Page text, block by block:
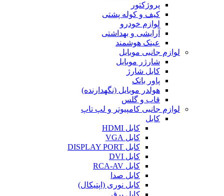
پروژکتور
کیف و کوله پشتی
لوازم خودرو
آرایشی و بهداشتی
عینک هوشمند
لوازم جانبی موبایل
شارژر موبایل
کابل شارژ
پاور بانک
هولدر موبایل (نگهدارنده)
قاب و گلس
لوازم جانبی کامپیوتر و لپ تاپ
کابل
کابل HDMI
کابل VGA
کابل DISPLAY PORT
کابل DVI
کابل RCA-AV
کابل صدا
کابل نوری (اپتیکال)
کابل برق